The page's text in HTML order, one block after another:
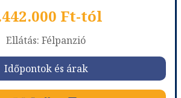
Ft-tól
Ellátás: Félpanzió
Időpontok és árak